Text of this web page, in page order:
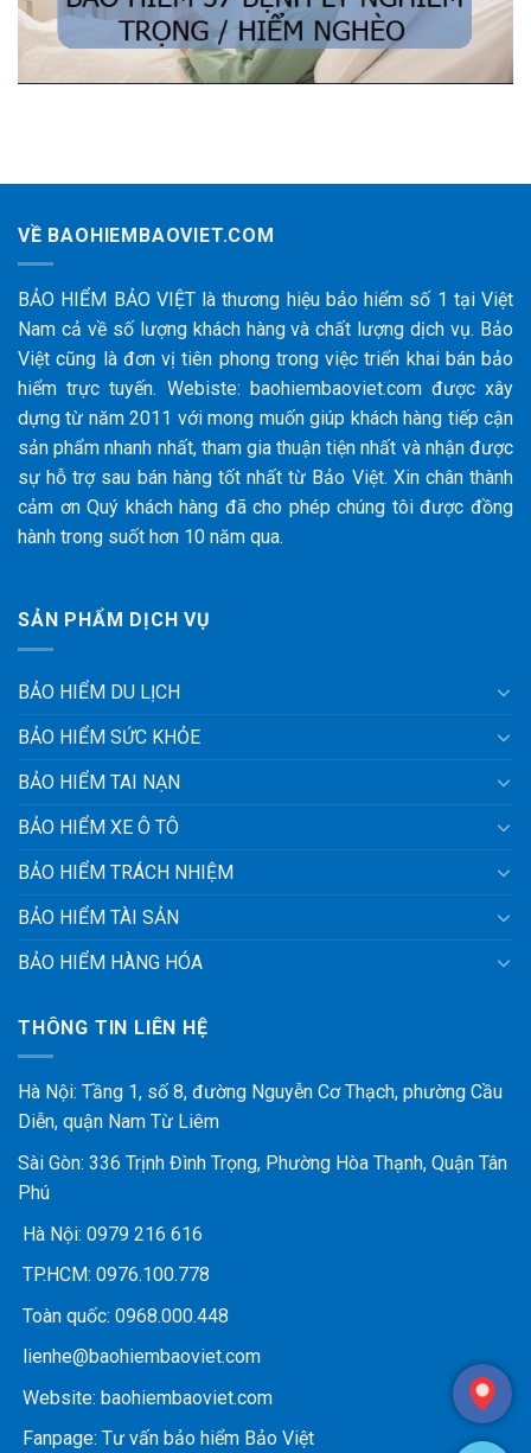
VỀ BAOHIEMBAOVIET.COM
BẢO HIỂM BẢO VIỆT là thương hiệu bảo hiểm số 1 tại Việt
Nam cả về số lượng khách hàng và chất lượng dịch vụ. Bảo
Việt cũng là đơn vị tiên phong trong việc triển khai bán bảo
hiểm trực tuyến. Webiste: baohiembaoviet.com được xây
dựng từ năm 2011 với mong muốn giúp khách hàng tiếp cận
sản phẩm nhanh nhất, tham gia thuận tiện nhất và nhận được
sự hỗ trợ sau bán hàng tốt nhất từ Bảo Việt. Xin chân thành
cảm ơn Quý khách hàng đã cho phép chúng tôi được đồng
hành trong suốt hơn 10 năm qua.
SẢN PHẨM DỊCH VỤ
BẢO HIỂM DU LỊCH
BẢO HIỂM SỨC KHỎE
BẢO HIỂM TAI NẠN
BẢO HIỂM XE Ô TÔ
BẢO HIỂM TRÁCH NHIỆM
BẢO HIỂM TÀI SẢN
BẢO HIỂM HÀNG HÓA
THÔNG TIN LIÊN HỆ
Hà Nội: Tầng 1, số 8, đường Nguyễn Cơ Thạch, phường Cầu
Diễn, quận Nam Từ Liêm
Sài Gòn: 336 Trịnh Đình Trọng, Phường Hòa Thạnh, Quận Tân
Phú
Hà Nội: 0979 216 616
TP.HCM: 0976.100.778
Toàn quốc: 0968.000.448
lienhe@baohiembaoviet.com
Website: baohiembaoviet.com
Fanpage: Tư vấn bảo hiểm Bảo Việt